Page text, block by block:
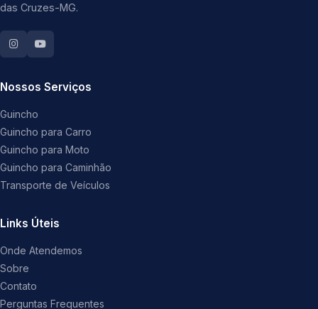
das Cruzes-MG.
Nossos Serviços
Guincho
Guincho para Carro
Guincho para Moto
Guincho para Caminhão
Transporte de Veículos
Links Úteis
Onde Atendemos
Sobre
Contato
Perguntas Frequentes